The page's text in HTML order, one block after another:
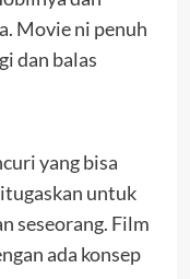
Movie ni penuh
dan balas
yang bisa
untuk
seseorang. Film
ada konsep